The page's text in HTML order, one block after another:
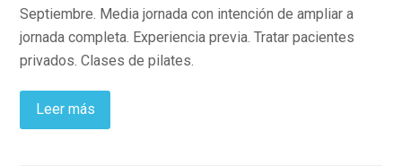
Septiembre. Media jornada con intención de ampliar a
jornada completa. Experiencia previa. Tratar pacientes
privados. Clases de pilates.
Leer más